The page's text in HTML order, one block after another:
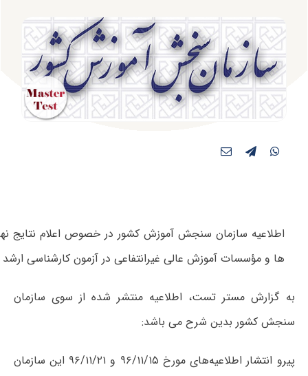
اطلاعیه سازمان سنجش آموزش کشور در خصوص اعلام نتایج
ها و مؤسسات آموزش عالی غیرانتفاعی در آزمون کارشناسی ارشد ناپیوسته
به گزارش مستر تست، اطلاعیه منتشر شده از سوی سازمان
سنجش کشور بدین شرح می باشد:
پیرو انتشار اطلاعیه‌های مورخ ۹۶/۱۱/۱۵ و ۹۶/۱۱/۲۱ این سازمان